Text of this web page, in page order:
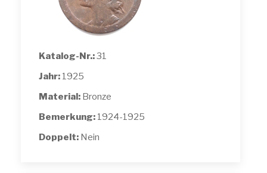
Katalog-Nr.:31
Jahr: 1925
Material: Bronze
Bemerkung: 1924-1925
Doppelt: Nein